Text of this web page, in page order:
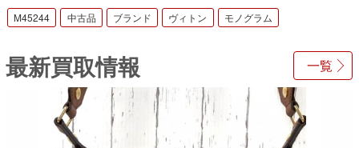
M45244 中古品 ブランド ヴィトン モノグラム
一覧
最新買取情報